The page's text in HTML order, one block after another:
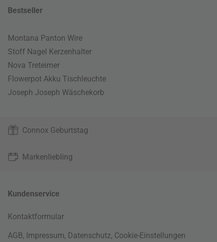
Bestseller
Montana Panton Wire
Stoff Nagel Kerzenhalter
Nova Treteimer
Flowerpot Akku Tischleuchte
Joseph Joseph Wäschekorb
Connox Geburtstag
Markenliebling
Kundenservice
Kontaktformular
AGB, Impressum, Datenschutz, Cookie-Einstellungen